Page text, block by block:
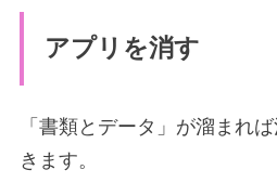
アプリを消す
「書類とデータ」が溜まれ
きます。